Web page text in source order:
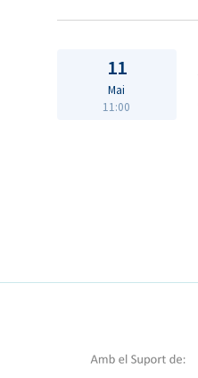
11
Mai
11:00